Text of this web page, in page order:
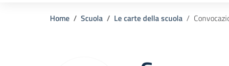
Home Scuola Le carte della scuola